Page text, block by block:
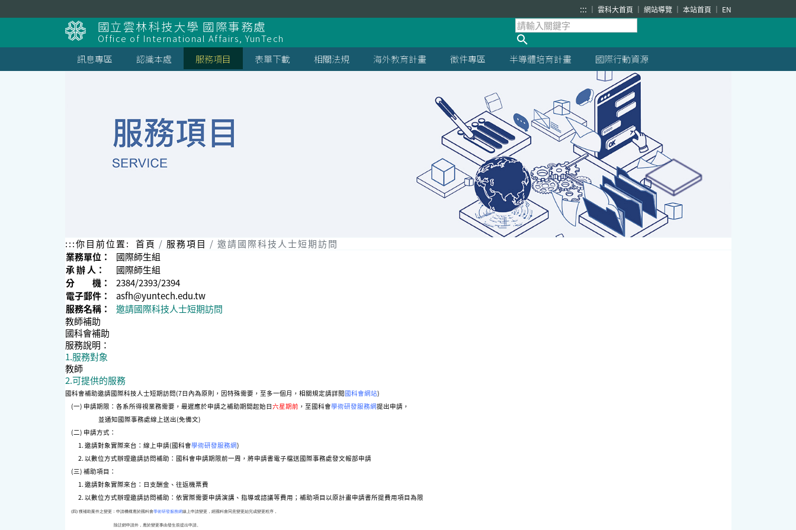
到
主
要
內
容
::: 雲科大首頁 網站導覽 本站首頁 EN
國立雲林科技大學 國際事務處
Office of International Affairs, YunTech
訊息專區
認識本處 服務項目 表單下載 相關法規 海外教育計畫 徵件專區 半導體培育計畫 國際行動資源
:::你目前位置: 首頁 服務項目
邀請國際科技人士短期訪問
業務單位：
國際師生組
承 辦 人：
國際師生組
分 機：
2384/2393/2394
電子郵件：
asfh@yuntech.edu.tw
服務名稱：
邀請國際科技人士短期訪問
教師補助
國科會補助
服務說明：
1.服務對象
教師
2.可提供的服務
國科會補助邀請國際科技人士短期訪問(7日內為原則，因特殊需要，至多一個月，相關規定請詳閱國科會網站)
(一) 申請期限：各系所得視業務需要，最遲應於申請之補助期間起始日六星期前 ，至國科會學術研發服務網提出申請，
並通知國際事務處線上送出(免備文)
(二) 申請方式：
1. 邀請對象實際來台：線上申請(國科會學術研發服務網)
2. 以數位方式辦理邀請訪問補助：國科會申請期限前一周，將申請書電子檔送國際事務處發文報部申請
(三) 補助項目：
1. 邀請對象實際來台：日支酬金、往返機票費
2. 以數位方式辦理邀請訪問補助：依實際需要申請演講、指導或諮議等費用；補助項目以原計畫申請書所提費用項目為限
(四) 獲補助案件之變更：申請機構應於國科會學術研發服務網線上申請變更，經國科會同意變更始完成變更程序，
除註銷申請外，應於變更事由發生前提出申請。